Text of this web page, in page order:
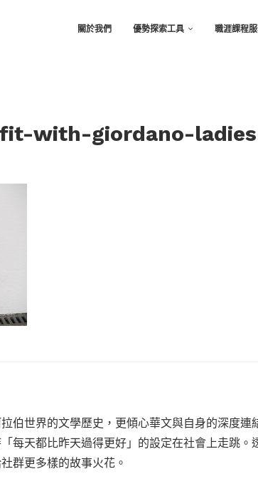
關於我們 優勢探索工具 職涯課程
with-giordano-
伯世界的文學歷史，更傾心華文與自身的深度連
每天都比昨天過得更好」的設定在社會上走跳。
群更多樣的故事火花。